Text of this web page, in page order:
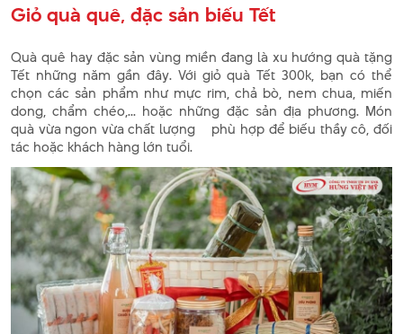
Giỏ quà quê, đặc sản biếu Tết
Quà quê hay đặc sản vùng miền đang là xu hướng quà tặng
Tết những năm gần đây. Với giỏ quà Tết 300k, bạn có thể
chọn các sản phẩm như mực rim, chả bò, nem chua, miến
dong, chẩm chéo,... hoặc những đặc sản địa phương. Món
quà vừa ngon vừa chất lượng phù hợp để biếu thầy cô, đối
tác hoặc khách hàng lớn tuổi.